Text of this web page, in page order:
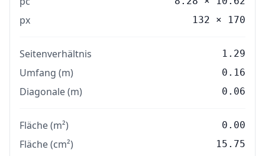
px 132 × 170
Seitenverhältnis 1.29
Umfang (m) 0.16
Diagonale (m) 0.06
Fläche (m²) 0.00
Fläche (cm²) 15.75